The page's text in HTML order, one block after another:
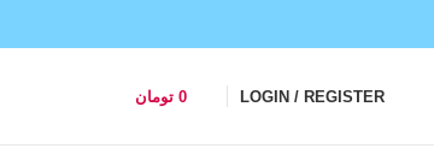
LOGIN / REGISTER
0 تومان